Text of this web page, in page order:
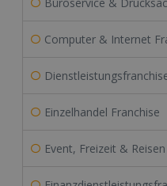
Computer & Internet
Einzelhandel Franchise
Event, Freizeit &